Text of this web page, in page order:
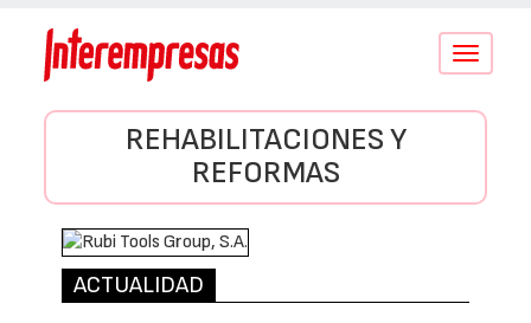
Conmutar
REHABILITACIONES Y
REFORMAS
ACTUALIDAD